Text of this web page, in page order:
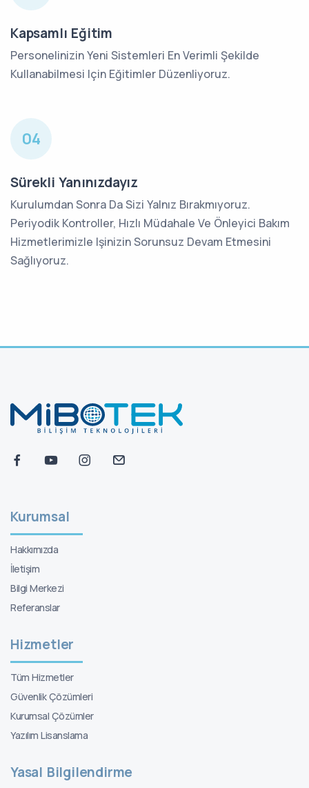
Kapsamlı Eğitim
Personelinizin Yeni Sistemleri En Verimli Şekilde
Kullanabilmesi Için Eğitimler Düzenliyoruz.
04
Sürekli Yanınızdayız
Kurulumdan Sonra Da Sizi Yalnız Bırakmıyoruz.
Periyodik Kontroller, Hızlı Müdahale Ve Önleyici Bakım
Hizmetlerimizle Işinizin Sorunsuz Devam Etmesini
Sağlıyoruz.
Kurumsal
Hakkımızda
İletişim
Bilgi Merkezi
Referanslar
Hizmetler
Tüm Hizmetler
Güvenlik Çözümleri
Kurumsal Çözümler
Yazılım Lisanslama
Yasal Bilgilendirme